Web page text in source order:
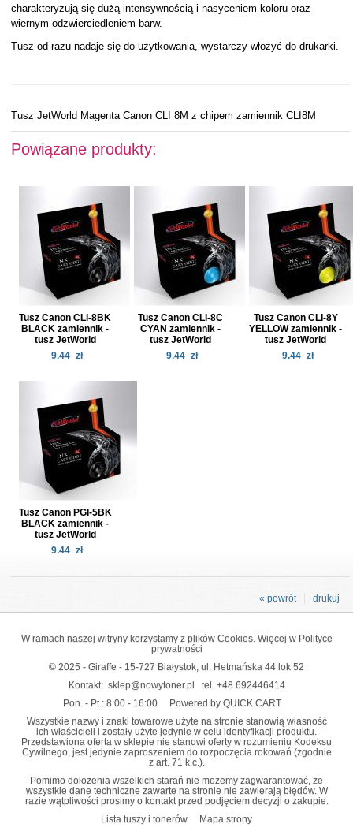
charakteryzują się dużą intensywnością i nasyceniem koloru oraz
wiernym odzwierciedleniem barw.
Tusz od razu nadaje się do użytkowania, wystarczy włożyć do drukarki.
Tusz JetWorld Magenta Canon CLI 8M z chipem zamiennik CLI8M
Powiązane produkty:
Tusz Canon CLI-8BK
BLACK zamiennik -
tusz JetWorld
9.44 zł
Tusz Canon CLI-8C
CYAN zamiennik -
tusz JetWorld
9.44 zł
Tusz Canon CLI-8Y
YELLOW zamiennik -
tusz JetWorld
9.44 zł
Tusz Canon PGI-5BK
BLACK zamiennik -
tusz JetWorld
9.44 zł
drukuj
« powrót
W ramach naszej witryny korzystamy z plików Cookies. Więcej w Polityce
prywatności
© 2025 - Giraffe - 15-727 Białystok, ul. Hetmańska 44 lok 52
Kontakt: sklep@nowytoner.pl tel. +48 692446414
Pon. - Pt.: 8:00 - 16:00
Powered by QUICK.CART
Wszystkie nazwy i znaki towarowe użyte na stronie stanowią własność
ich właścicieli i zostały użyte jedynie w celu identyfikacji produktu.
Przedstawiona oferta w sklepie nie stanowi oferty w rozumieniu Kodeksu
Cywilnego, jest jedynie zaproszeniem do rozpoczęcia rokowań (zgodnie
z art. 71 k.c.).
Pomimo dołożenia wszelkich starań nie możemy zagwarantować, że
wszystkie dane techniczne zawarte na stronie nie zawierają błędów. W
razie wątpliwości prosimy o kontakt przed podjęciem decyzji o zakupie.
Lista tuszy i tonerów
Mapa strony